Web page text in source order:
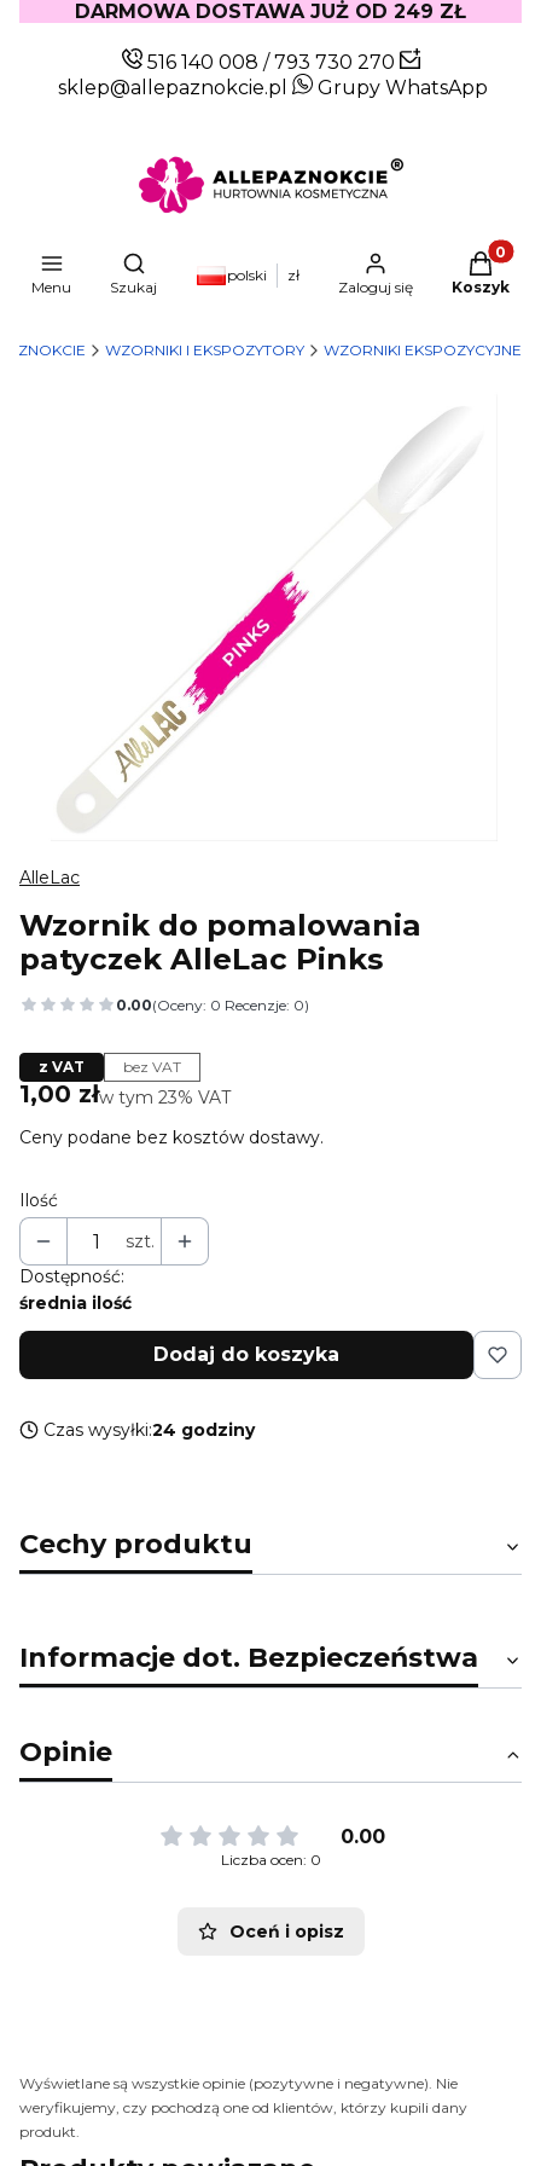
DARMOWA DOSTAWA JUŻ OD 249 ZŁ
516 140 008 /793 730 270
sklep@allepaznokcie.pl
Grupy WhatsApp
Menu
Otwórz wyszukiwarkę
Szukaj
polski zł
Zaloguj się Koszyk
WZORNIKI I EKSPOZYTORY WZORNIKI EKSPOZYCYJNE
AlleLac
Wzornik do pomalowania
patyczek AlleLac Pinks
0.00(Oceny: 0 Recenzje: 0)
Przejdź do sekcji Opinie
z VAT bez VAT
Cena
1,00 złw tym 23% VAT
w tym 23% VAT
Ceny podane bez kosztów dostawy.
Ilość
szt.
Dostępność:
średnia ilość
Dodaj do koszyka
Czas wysyłki:24 godziny
Cechy produktu
Informacje dot. Bezpieczeństwa
Opinie
0.00
Liczba ocen: 0
Oceń i opisz
Wyświetlane są wszystkie opinie (pozytywne i negatywne). Nie
weryfikujemy, czy pochodzą one od klientów, którzy kupili dany
produkt.